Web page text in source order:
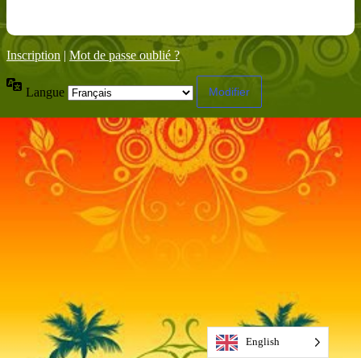
Inscription | Mot de passe oublié ?
Langue
English